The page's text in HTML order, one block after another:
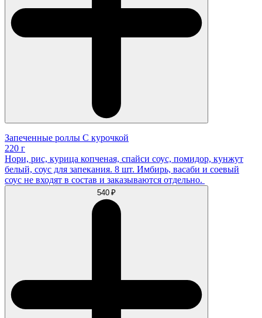
Запеченные роллы С курочкой
220 г
Нори, рис, курица копченая, спайси соус, помидор, кунжут
белый, соус для запекания. 8 шт. Имбирь, васаби и соевый
соус не входят в состав и заказываются отдельно.
540 ₽